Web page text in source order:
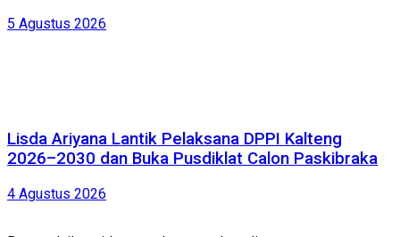
5 Agustus 2026
Lisda Ariyana Lantik Pelaksana DPPI Kalteng
2026–2030 dan Buka Pusdiklat Calon Paskibraka
4 Agustus 2026